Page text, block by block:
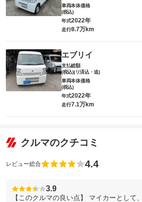
車両本体価格
(税込)
年式2022年
走行8.7万km
エブリイ
支払総額
(税込)(リ済込・追)
車両本体価格
(税込)
年式2022年
走行7.1万km
クルマのクチコミ
レビュー総合 4.4
3.9
【このクルマの良い点】 マイカーとして